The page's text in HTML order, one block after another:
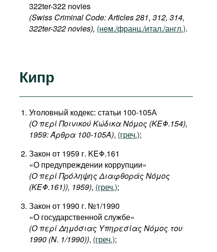
322ter-322 novies
(Swiss Criminal Code: Articles 281, 312, 314,
322ter-322 novies), (нем./франц./итал./англ.).
Кипр
Уголовный кодекс: статьи 100-105А
(Ο περί Ποινικού Κώδικα Νόμος (ΚΕΦ.154),
1959: Άρθρα 100-105Α), (греч.);
Закон от 1959 г. ΚΕΦ.161
«О предупреждении коррупции»
(Ο περί Πρόληψης Διαφθοράς Νόμος
(ΚΕΦ.161)), 1959), (греч.);
Закон от 1990 г. №1/1990
«О государственной службе»
(Ο περί Δημόσιας Υπηρεσίας Νόμος του
1990 (N. 1/1990)), (греч.);